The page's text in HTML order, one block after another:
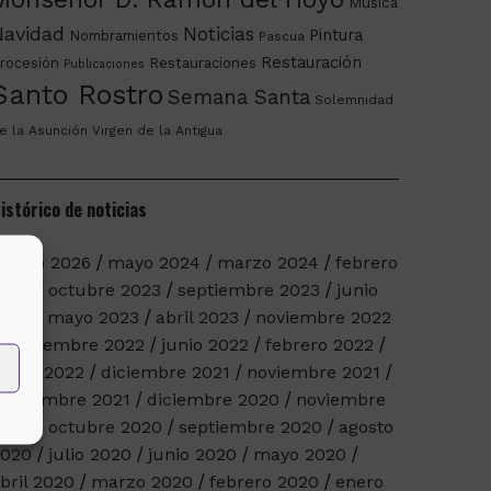
Nombramientos Noticias Pascua Pintura
Publicaciones Restauraciones Restauración
Rostro Semana Santa Solemnidad
la Asunción Virgen de la Antigua
de noticias
marzo 2026 mayo 2024 marzo 2024
febrero
octubre 2023 septiembre 2023
junio
mayo 2023 abril 2023
noviembre 2022
septiembre 2022
junio 2022
febrero 2022
enero 2022
diciembre 2021
noviembre 2021
2021
diciembre 2020
noviembre
octubre 2020 septiembre 2020
agosto
julio 2020 junio 2020
mayo 2020
2020
marzo 2020 febrero 2020
enero